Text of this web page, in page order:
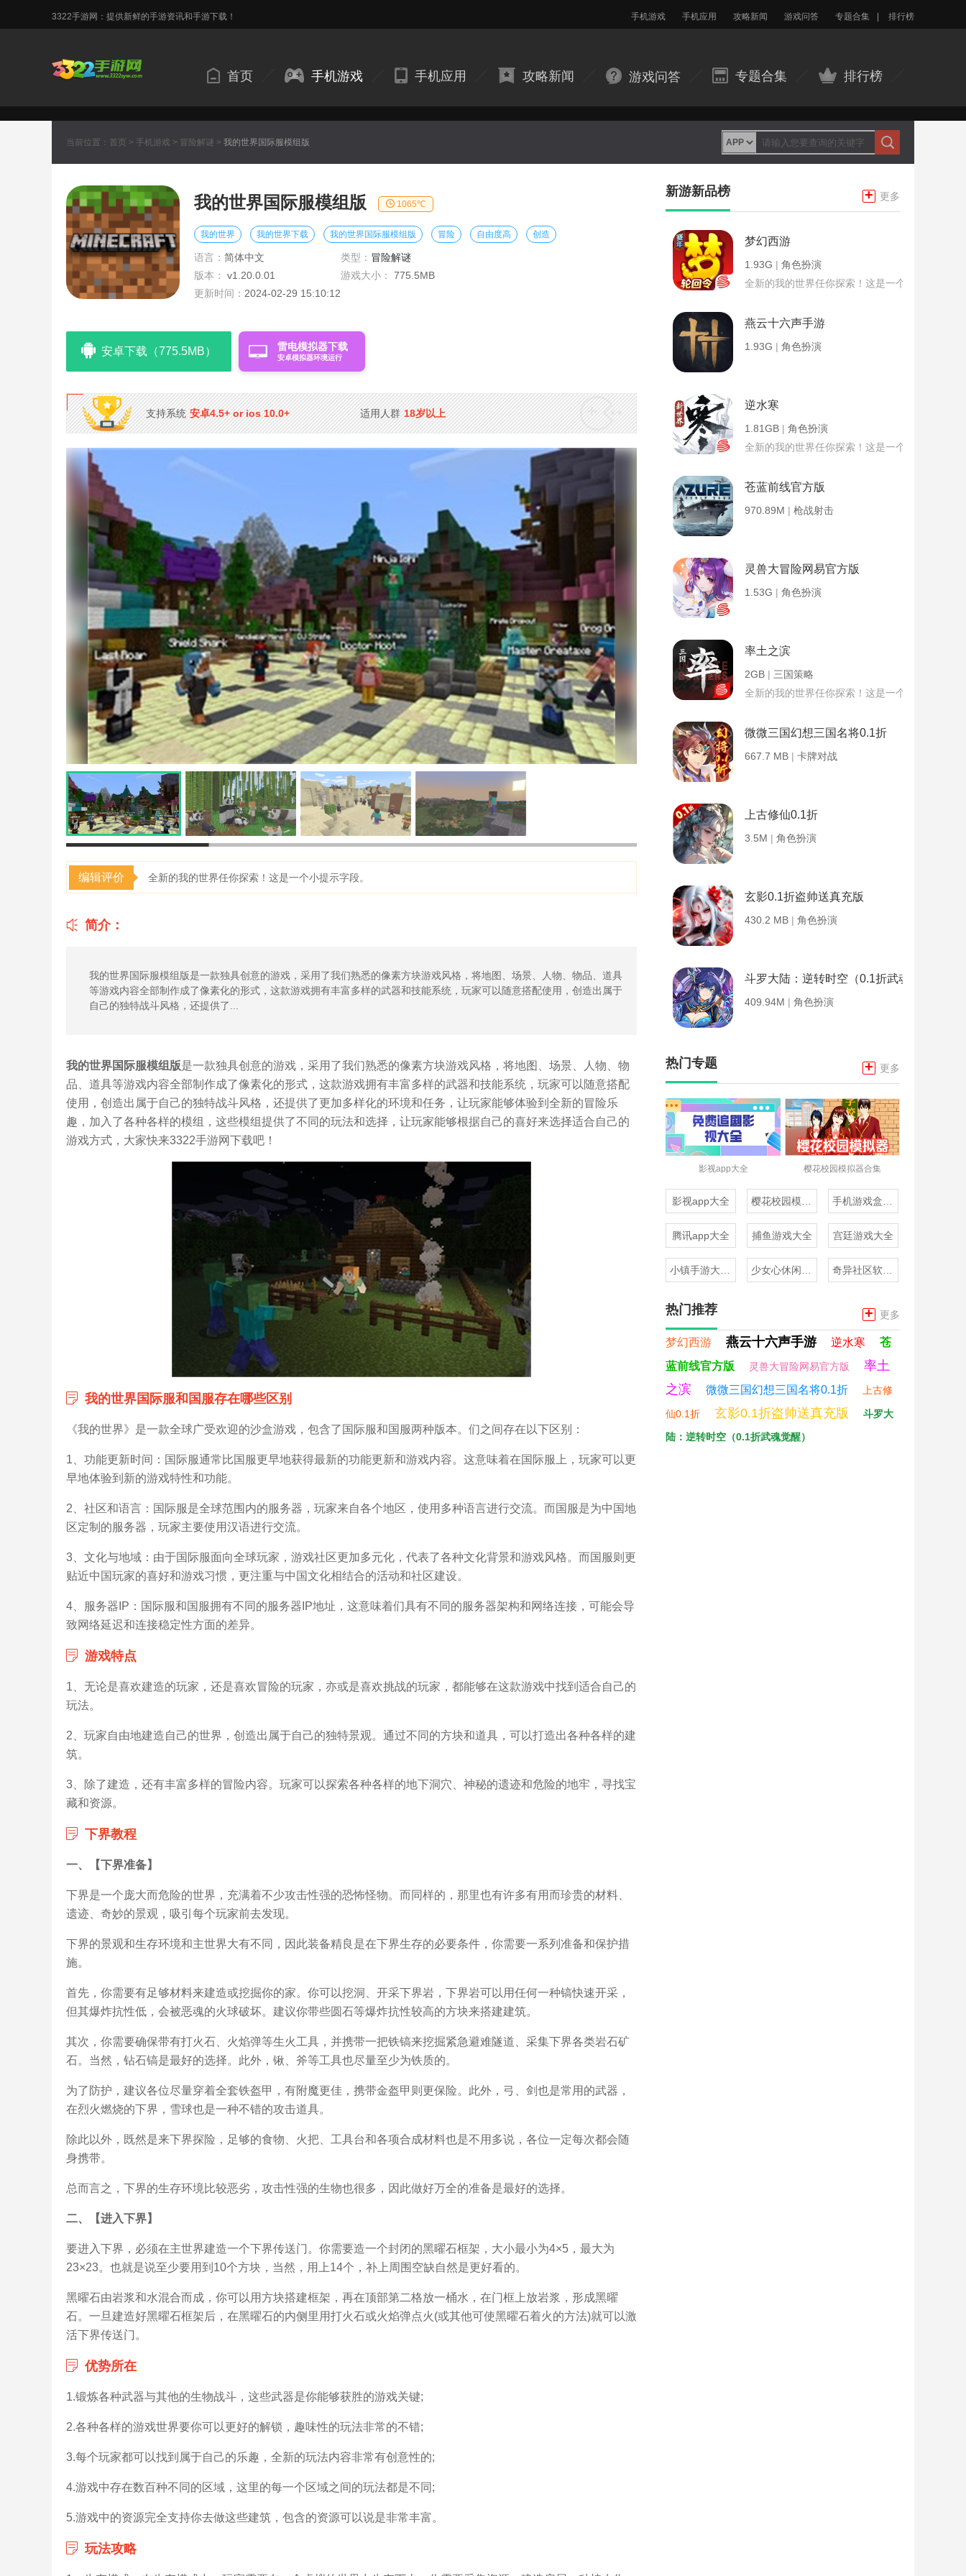
3322手游网：提供新鲜的手游资讯和手游下载！ 手机游戏 手机应用 攻略新闻 游戏问答 专题合集 排行榜
首页 手机游戏 手机应用 攻略新闻 游戏问答 专题合集 排行榜
当前位置： 首页 > 手机游戏 > 冒险解谜 > 我的世界国际服模组版
我的世界国际服模组版 1065℃
我的世界 我的世界下载 我的世界国际服模组版 冒险 自由度高 创造
语言： 简体中文 类型： 冒险解谜
版本：
v1.20.0.01 游戏大小：
775.5MB
更新时间： 2024-02-29 15:10:12
安卓下载（775.5MB） 雷电模拟器下载
安卓模拟器环境运行
支持系统 安卓4.5+ or ios 10.0+ 适用人群 18岁以上
编辑评价 全新的我的世界任你探索！这是一个小提示字段。
简介：
我的世界国际服模组版是一款独具创意的游戏，采用了我们熟悉的像素方块游戏风格，将地图、场景、人物、物品、道具
等游戏内容全部制作成了像素化的形式，这款游戏拥有丰富多样的武器和技能系统，玩家可以随意搭配使用，创造出属于
自己的独特战斗风格，还提供了...
我的世界国际服模组版是一款独具创意的游戏，采用了我们熟悉的像素方块游戏风格，将地图、场景、人物、物
品、道具等游戏内容全部制作成了像素化的形式，这款游戏拥有丰富多样的武器和技能系统，玩家可以随意搭配
使用，创造出属于自己的独特战斗风格，还提供了更加多样化的环境和任务，让玩家能够体验到全新的冒险乐
趣，加入了各种各样的模组，这些模组提供了不同的玩法和选择，让玩家能够根据自己的喜好来选择适合自己的
游戏方式，大家快来3322手游网下载吧！
我的世界国际服和国服存在哪些区别
《我的世界》是一款全球广受欢迎的沙盒游戏，包含了国际服和国服两种版本。们之间存在以下区别：
1、功能更新时间：国际服通常比国服更早地获得最新的功能更新和游戏内容。这意味着在国际服上，玩家可以更
早地体验到新的游戏特性和功能。
2、社区和语言：国际服是全球范围内的服务器，玩家来自各个地区，使用多种语言进行交流。而国服是为中国地
区定制的服务器，玩家主要使用汉语进行交流。
3、文化与地域：由于国际服面向全球玩家，游戏社区更加多元化，代表了各种文化背景和游戏风格。而国服则更
贴近中国玩家的喜好和游戏习惯，更注重与中国文化相结合的活动和社区建设。
4、服务器IP：国际服和国服拥有不同的服务器IP地址，这意味着们具有不同的服务器架构和网络连接，可能会导
致网络延迟和连接稳定性方面的差异。
游戏特点
1、无论是喜欢建造的玩家，还是喜欢冒险的玩家，亦或是喜欢挑战的玩家，都能够在这款游戏中找到适合自己的
玩法。
2、玩家自由地建造自己的世界，创造出属于自己的独特景观。通过不同的方块和道具，可以打造出各种各样的建
筑。
3、除了建造，还有丰富多样的冒险内容。玩家可以探索各种各样的地下洞穴、神秘的遗迹和危险的地牢，寻找宝
藏和资源。
下界教程
一、【下界准备】
下界是一个庞大而危险的世界，充满着不少攻击性强的恐怖怪物。而同样的，那里也有许多有用而珍贵的材料、
遗迹、奇妙的景观，吸引每个玩家前去发现。
下界的景观和生存环境和主世界大有不同，因此装备精良是在下界生存的必要条件，你需要一系列准备和保护措
施。
首先，你需要有足够材料来建造或挖掘你的家。你可以挖洞、开采下界岩，下界岩可以用任何一种镐快速开采，
但其爆炸抗性低，会被恶魂的火球破坏。建议你带些圆石等爆炸抗性较高的方块来搭建建筑。
其次，你需要确保带有打火石、火焰弹等生火工具，并携带一把铁镐来挖掘紧急避难隧道、采集下界各类岩石矿
石。当然，钻石镐是最好的选择。此外，锹、斧等工具也尽量至少为铁质的。
为了防护，建议各位尽量穿着全套铁盔甲，有附魔更佳，携带金盔甲则更保险。此外，弓、剑也是常用的武器，
在烈火燃烧的下界，雪球也是一种不错的攻击道具。
除此以外，既然是来下界探险，足够的食物、火把、工具台和各项合成材料也是不用多说，各位一定每次都会随
身携带。
总而言之，下界的生存环境比较恶劣，攻击性强的生物也很多，因此做好万全的准备是最好的选择。
二、【进入下界】
要进入下界，必须在主世界建造一个下界传送门。你需要造一个封闭的黑曜石框架，大小最小为4×5，最大为
23×23。也就是说至少要用到10个方块，当然，用上14个，补上周围空缺自然是更好看的。
黑曜石由岩浆和水混合而成，你可以用方块搭建框架，再在顶部第二格放一桶水，在门框上放岩浆，形成黑曜
石。一旦建造好黑曜石框架后，在黑曜石的内侧里用打火石或火焰弹点火(或其他可使黑曜石着火的方法)就可以激
活下界传送门。
优势所在
1.锻炼各种武器与其他的生物战斗，这些武器是你能够获胜的游戏关键;
2.各种各样的游戏世界要你可以更好的解锁，趣味性的玩法非常的不错;
3.每个玩家都可以找到属于自己的乐趣，全新的玩法内容非常有创意性的;
4.游戏中存在数百种不同的区域，这里的每一个区域之间的玩法都是不同;
5.游戏中的资源完全支持你去做这些建筑，包含的资源可以说是非常丰富。
玩法攻略
新游新品榜 + 更多
梦幻西游
1.93G | 角色扮演
全新的我的世界任你探索！这是一个小提示字段。
燕云十六声手游
1.93G | 角色扮演
逆水寒
1.81GB | 角色扮演
全新的我的世界任你探索！这是一个小提示字段。
苍蓝前线官方版
970.89M | 枪战射击
灵兽大冒险网易官方版
1.53G | 角色扮演
率土之滨
2GB | 三国策略
全新的我的世界任你探索！这是一个小提示字段。
微微三国幻想三国名将0.1折
667.7 MB | 卡牌对战
上古修仙0.1折
3.5M | 角色扮演
玄影0.1折盗帅送真充版
430.2 MB | 角色扮演
斗罗大陆：逆转时空（0.1折武魂觉醒）
409.94M | 角色扮演
热门专题 + 更多
影视app大全 樱花校园模拟器合集
影视app大全
腾讯app大全 捕鱼游戏大全 宫廷游戏大全
热门推荐 + 更多
梦幻西游 燕云十六声手游 逆水寒
苍
蓝前线官方版
灵兽大冒险网易官方版
率土
之滨
微微三国幻想三国名将0.1折 上古修
仙0.1折 玄影0.1折盗帅送真充版
斗罗大
陆：逆转时空（0.1折武魂觉醒）